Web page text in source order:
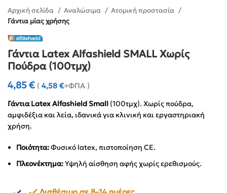
Αρχική σελίδα Αναλώσιμα
Ατομική προστασία
Γάντια μίας χρήσης
Γάντια Latex Alfashield SMALL Χωρίς
Πούδρα (100τμχ)
4,85€ ( 4,58 €+ΦΠΑ )
Γάντια Latex Alfashield Small (100τμχ). Χωρίς πούδρα,
αμφιδέξια και λεία, ιδανικά για κλινική και εργαστηριακή
χρήση.
Ποιότητα:Φυσικό latex, πιστοποίηση CE.
Πλεονέκτημα:Υψηλή αίσθηση αφής χωρίς ερεθισμούς.